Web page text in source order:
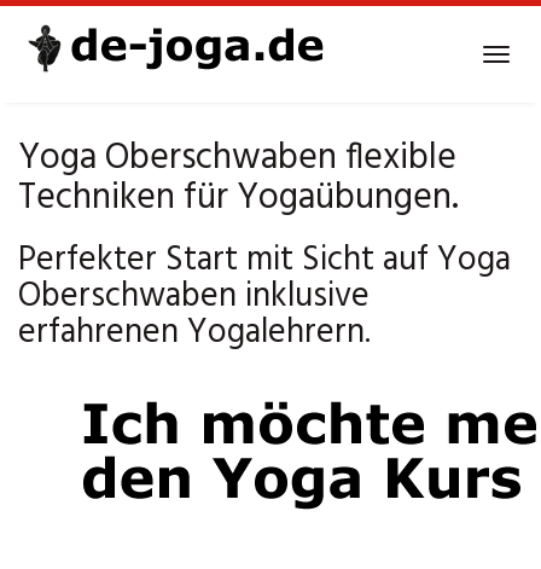
Yoga Oberschwaben flexible
Techniken für Yogaübungen.
Perfekter Start mit Sicht auf Yoga
Oberschwaben inklusive
erfahrenen Yogalehrern.